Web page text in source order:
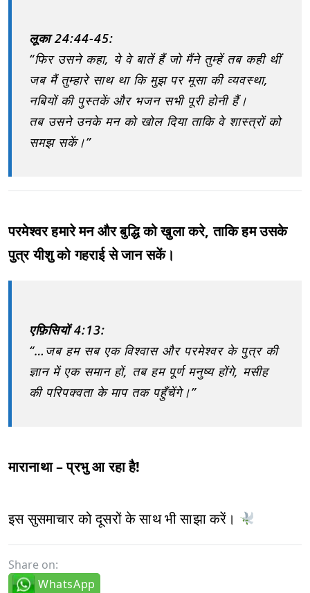
लूका 24:44-45:
“फिर उसने कहा, ये वे बातें हैं जो मैंने तुम्हें तब कही थीं
जब मैं तुम्हारे साथ था कि मुझ पर मूसा की व्यवस्था,
नबियों की पुस्तकें और भजन सभी पूरी होनी हैं।
तब उसने उनके मन को खोल दिया ताकि वे शास्त्रों को
समझ सकें।”
परमेश्वर हमारे मन और बुद्धि को खुला करे, ताकि हम उसके
पुत्र यीशु को गहराई से जान सकें।
एफ़िसियों 4:13:
“…जब हम सब एक विश्वास और परमेश्वर के पुत्र की
ज्ञान में एक समान हों, तब हम पूर्ण मनुष्य होंगे, मसीह
की परिपक्वता के माप तक पहुँचेंगे।”
मारानाथा – प्रभु आ रहा है!
इस सुसमाचार को दूसरों के साथ भी साझा करें।
Share on:
WhatsApp